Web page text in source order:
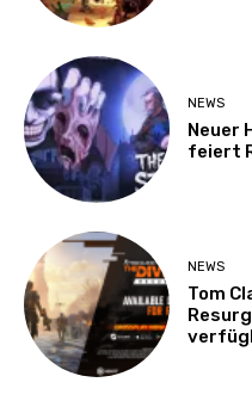
NEWS
Neuer
feiert
NEWS
Tom